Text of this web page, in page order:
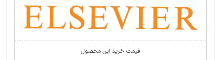
قیمت خرید این محصول